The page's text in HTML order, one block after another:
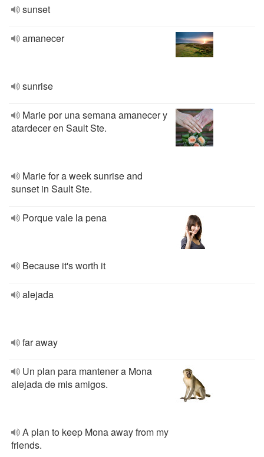
sunset
amanecer
sunrise
Marie por una semana amanecer y
atardecer en Sault Ste.
Marie for a week sunrise and
sunset in Sault Ste.
Porque vale la pena
Because it's worth it
alejada
far away
Un plan para mantener a Mona
alejada de mis amigos.
A plan to keep Mona away from my
friends.